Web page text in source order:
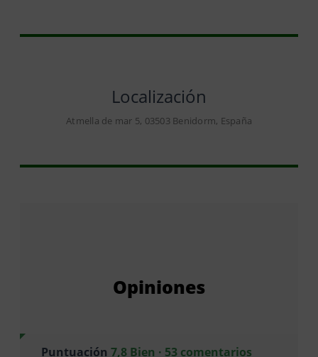
Localización
Atmella de mar 5, 03503 Benidorm, España
Opiniones
Puntuación 7,8 Bien · 53 comentarios